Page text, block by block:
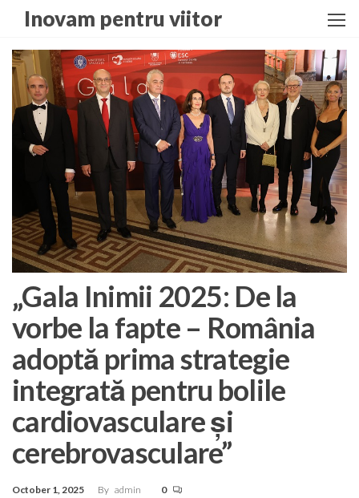
the
content
Inovam pentru viitor
„Gala Inimii 2025: De la
vorbe la fapte – România
adoptă prima strategie
integrată pentru bolile
cardiovasculare și
cerebrovasculare”
October 1, 2025 By admin 0